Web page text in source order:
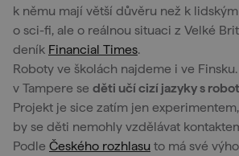
k němu mají větší důvěru než k
o sci-fi, ale o reálnou situaci z Velké
deník Financial Times.
Roboty ve školách najdeme i ve
v Tampere se děti učí cizí jazyky s
Projekt je sice zatím jen
by se děti nemohly vzdělávat
Podle Českého rozhlasu to má své